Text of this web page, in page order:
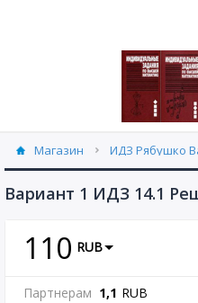
Магазин ИДЗ Рябушко
Вариант 1 ИДЗ 14.1
110 RUB
Партнерам 1,1 RUB